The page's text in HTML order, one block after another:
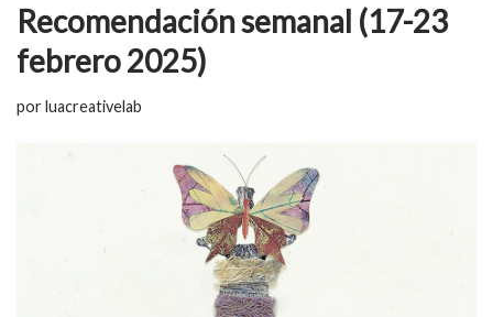
Recomendación semanal (17-23
febrero 2025)
porluacreativelab